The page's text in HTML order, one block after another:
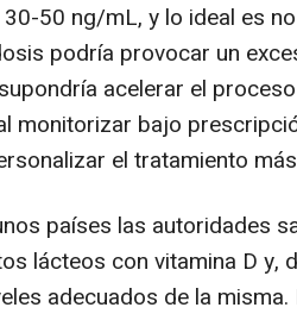
50 ng/mL, y lo ideal es
podría provocar un
acelerar el
monitorizar bajo
el tratamiento
países las autoridades
lácteos con vitamina D y,
adecuados de la